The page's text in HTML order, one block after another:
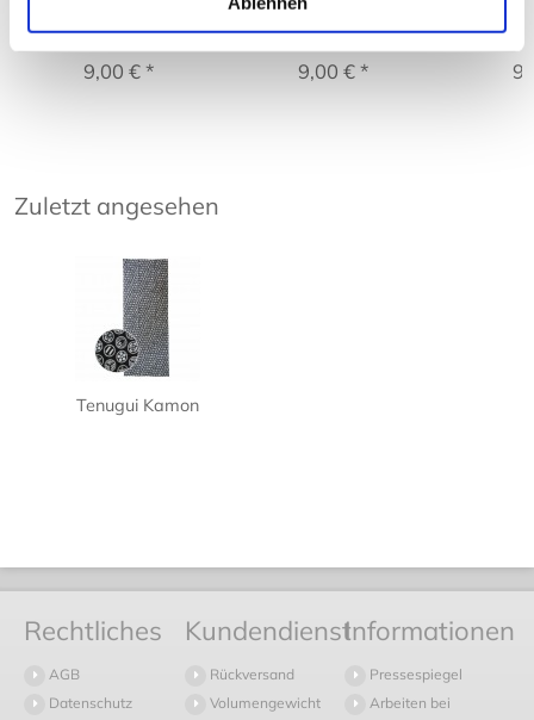
9,00 € * 9,00 € *
Zuletzt angesehen
Tenugui Kamon
Rechtliches
AGB
Datenschutz
Kundendienst
Rückversand
Volumengewicht
Informationen
Pressespiegel
Arbeiten bei